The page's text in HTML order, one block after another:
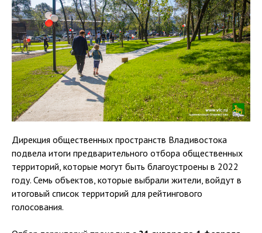
Дирекция общественных пространств Владивостока
подвела итоги предварительного отбора общественных
территорий, которые могут быть благоустроены в 2022
году. Семь объектов, которые выбрали жители, войдут в
итоговый список территорий для рейтингового
голосования.